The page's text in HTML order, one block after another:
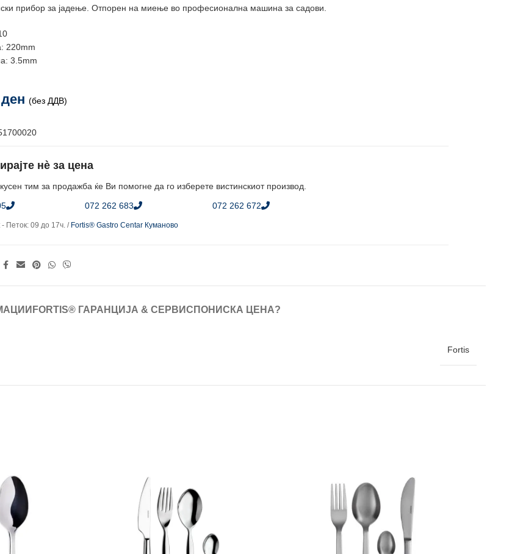
прибор за јадење. Отпорен на миење во професионална машина за садови.
220mm
3.5mm
ден (без ДДВ)
нè за цена
тим за продажба ќе Ви помогне да го изберете вистинскиот производ.
072 262 683 072 262 672
Петок: 09 до 17ч. / Fortis® Gastro Centar Куманово
FORTIS® ГАРАНЦИЈА & СЕРВИС ПОНИСКА ЦЕНА?
Fortis